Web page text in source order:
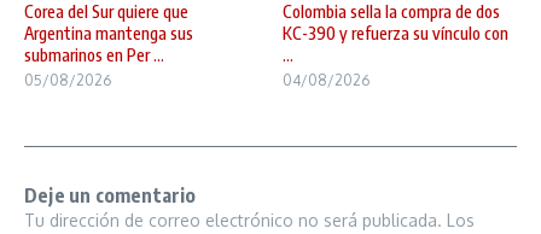
Corea del Sur quiere que
Argentina mantenga sus
submarinos en Per ...
05/08/2026
Colombia sella la compra de dos
KC-390 y refuerza su vínculo con
...
04/08/2026
Deje un comentario
Tu dirección de correo electrónico no será publicada. Los